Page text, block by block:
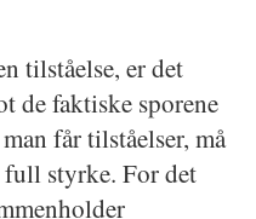
tilståelse, er det
de faktiske sporene
får tilståelser, må
full styrke. For det